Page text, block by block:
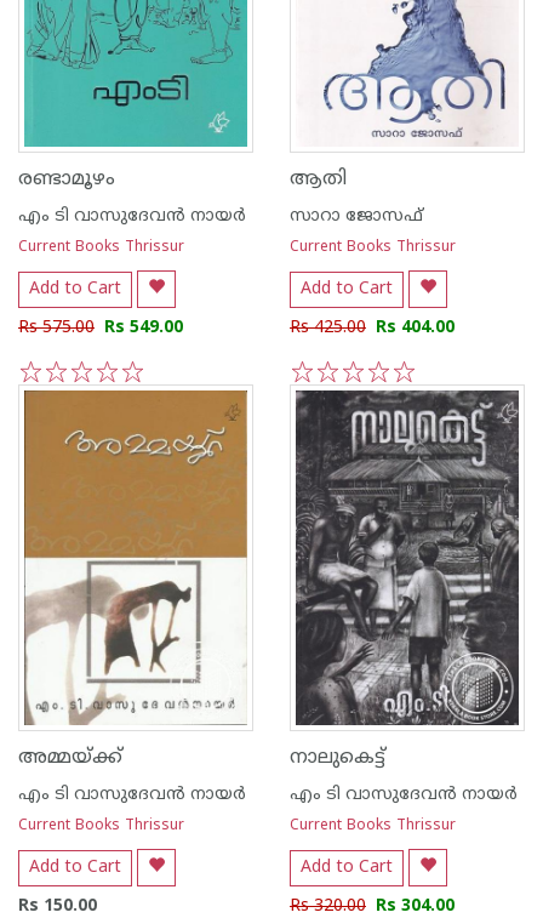
രണ്ടാമൂഴം
എം ടി വാസുദേവന്‍ നായര്‍
Current Books Thrissur
Add to Cart
Rs 575.00 Rs 549.00
5
4
3
2
1
ആതി
സാറാ ജോസഫ്
Current Books Thrissur
Add to Cart
Rs 425.00 Rs 404.00
5
4
3
2
1
അമ്മയ്‌ക്ക്
എം ടി വാസുദേവന്‍ നായര്‍
Current Books Thrissur
Add to Cart
Rs 150.00
നാലുകെട്ട്
എം ടി വാസുദേവന്‍ നായര്‍
Current Books Thrissur
Add to Cart
Rs 320.00 Rs 304.00